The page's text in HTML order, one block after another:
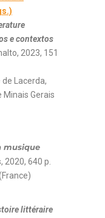
e contextos
2023, 151
Lacerda,
Minais Gerais
musique
2020, 640 p.
littéraire